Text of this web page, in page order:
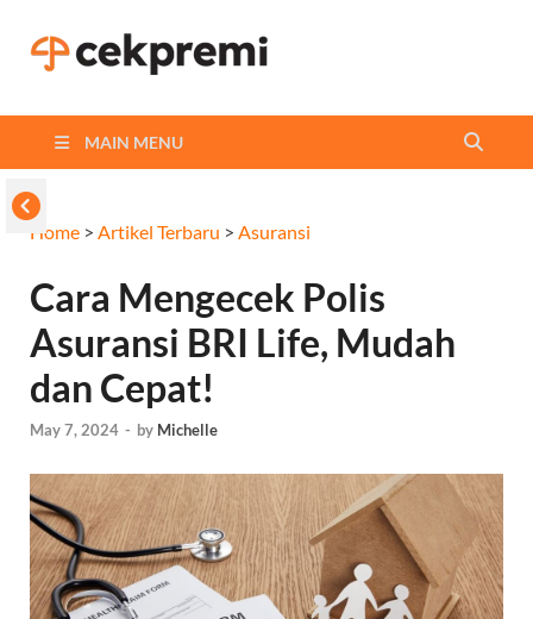
MAIN MENU
Home > Artikel Terbaru > Asuransi
Cara Mengecek Polis
Asuransi BRI Life, Mudah
dan Cepat!
May 7, 2024 - by Michelle